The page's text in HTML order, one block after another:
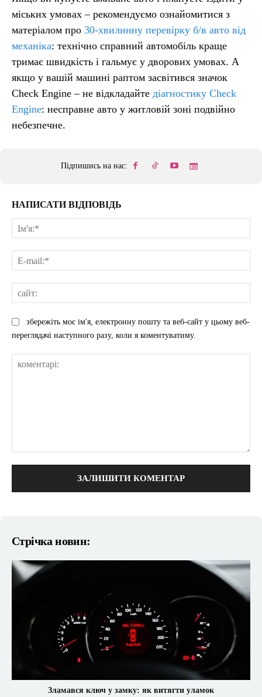
міських умовах – рекомендуємо ознайомитися з
матеріалом про 30-хвилинну перевірку б/в авто від
механіка: технічно справний автомобіль краще
тримає швидкість і гальмує у дворових умовах. А
якщо у вашій машині раптом засвітився значок
Check Engine – не відкладайте діагностику Check
Engine: несправне авто у житловій зоні подвійно
небезпечне.
Підпишись на нас:
НАПИСАТИ ВІДПОВІДЬ
збережіть моє ім'я, електронну пошту та веб-сайт у цьому веб-
переглядачі наступного разу, коли я коментуватиму.
Стрічка новин:
Зламався ключ у замку: як витягти уламок